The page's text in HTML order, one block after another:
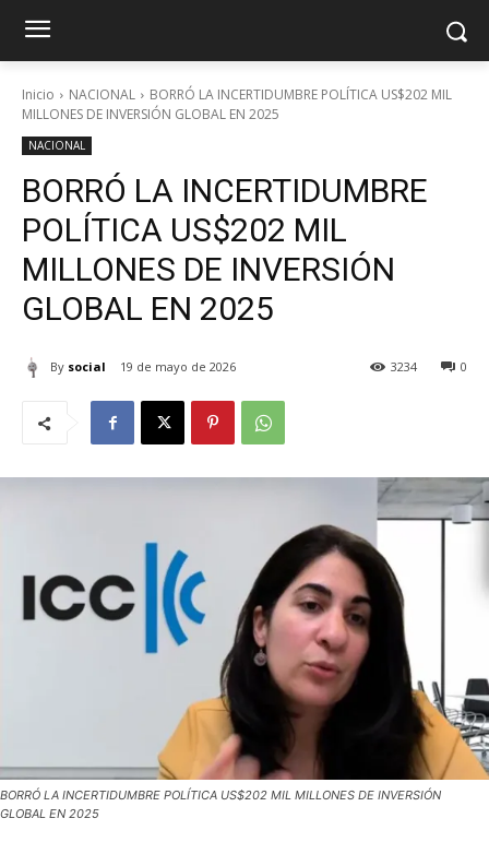
Inicio NACIONAL
BORRÓ LA INCERTIDUMBRE POLÍTICA US$202 MIL
MILLONES DE INVERSIÓN GLOBAL EN 2025
NACIONAL
BORRÓ LA INCERTIDUMBRE
POLÍTICA US$202 MIL
MILLONES DE INVERSIÓN
GLOBAL EN 2025
By social 19 de mayo de 2026 0
3234
BORRÓ LA INCERTIDUMBRE POLÍTICA US$202 MIL MILLONES DE INVERSIÓN
GLOBAL EN 2025